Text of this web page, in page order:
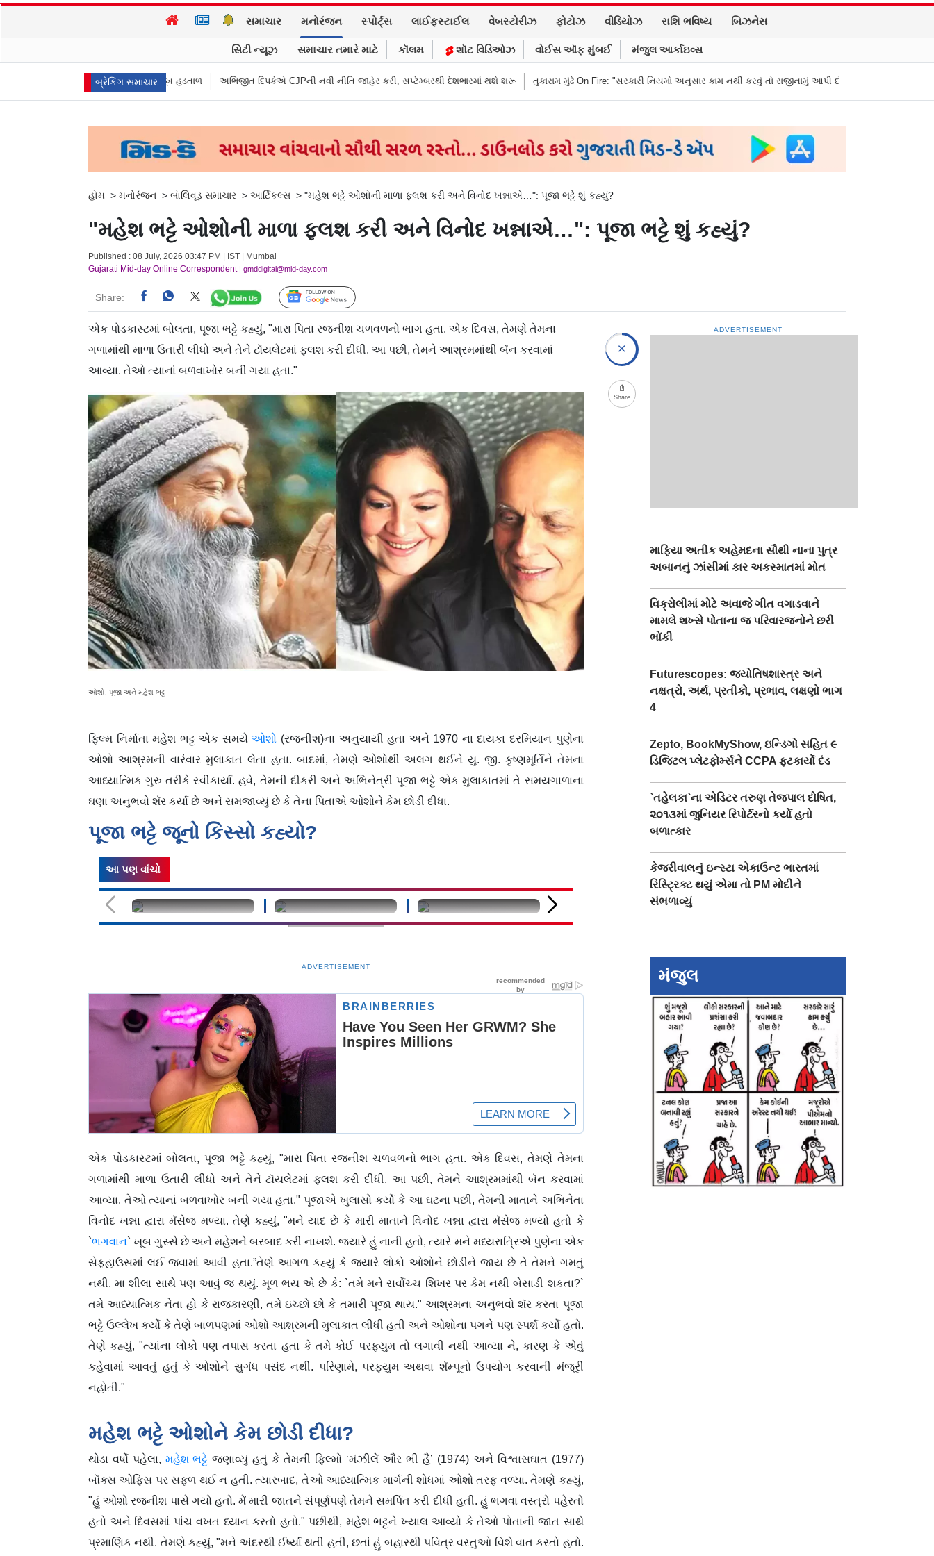
સમાચાર મનોરંજન સ્પોર્ટ્સ લાઈફસ્ટાઈલ વેબસ્ટોરીઝ ફોટોઝ વીડિયોઝ રાશિ ભવિષ્ય બિઝનેસ
સિટી ન્યૂઝ સમાચાર તમારે માટે કૉલમ શૉટ વિડિઓઝ વોઈસ ઑફ મુંબઈ મંજુલ આર્કાઇવ્સ
બ્રેકિંગ સમાચાર
ઘરની બહાર શરૂ કરી ભૂખ હડતાળ અભિજીત દિપકેએ CJPની નવી નીતિ જાહેર કરી, સપ્ટેમ્બરથી દેશભારમાં થશે શરૂ તુકારામ મુંઢે On Fire: "સરકારી નિયમો અનુસાર કામ નથી કરવું તો રાજીનામું આપી દો" વીડિયો કૉલ પર પિતાના અંતિમ
હોમ > મનોરંજન > બૉલિવૂડ સમાચાર > આર્ટિકલ્સ > "મહેશ ભટ્ટે ઓશોની માળા ફ્લશ કરી અને વિનોદ ખન્નાએ…": પૂજા ભટ્ટે શું કહ્યું?
"મહેશ ભટ્ટે ઓશોની માળા ફ્લશ કરી અને વિનોદ ખન્નાએ…": પૂજા ભટ્ટે શું કહ્યું?
Published : 08 July, 2026 03:47 PM | IST | Mumbai
Gujarati Mid-day Online Correspondent| gmddigital@mid-day.com
Share: Follow Us
એક પોડકાસ્ટમાં બોલતા, પૂજા ભટ્ટે કહ્યું, "મારા પિતા રજનીશ ચળવળનો ભાગ હતા. એક દિવસ, તેમણે તેમના
ગળામાંથી માળા ઉતારી લીધો અને તેને ટૉયલેટમાં ફ્લશ કરી દીધી. આ પછી, તેમને આશ્રમમાંથી બૅન કરવામાં
આવ્યા. તેઓ ત્યાનાં બળવાખોર બની ગયા હતા."
ઓશો, પૂજા અને મહેશ ભટ્ટ
ફિલ્મ નિર્માતા મહેશ ભટ્ટ એક સમયેઓશો (રજનીશ)ના અનુયાયી હતા અને 1970 ના દાયકા દરમિયાન પુણેના
ઓશો આશ્રમની વારંવાર મુલાકાત લેતા હતા. બાદમાં, તેમણે ઓશોથી અલગ થઈને યુ. જી. કૃષ્ણમૂર્તિને તેમના
આધ્યાત્મિક ગુરુ તરીકે સ્વીકાર્યા. હવે, તેમની દીકરી અને અભિનેત્રી પૂજા ભટ્ટે એક મુલાકાતમાં તે સમયગાળાના
ઘણા અનુભવો શૅર કર્યા છે અને સમજાવ્યું છે કે તેના પિતાએ ઓશોને કેમ છોડી દીધા.
પૂજા ભટ્ટે જૂનો કિસ્સો કહ્યો?
આ પણ વાંચો
undefined undefined undefined undefined
ADVERTISEMENT
એક પોડકાસ્ટમાં બોલતા, પૂજા ભટ્ટે કહ્યું, "મારા પિતા રજનીશ ચળવળનો ભાગ હતા. એક દિવસ, તેમણે તેમના
ગળામાંથી માળા ઉતારી લીધો અને તેને ટૉયલેટમાં ફ્લશ કરી દીધી. આ પછી, તેમને આશ્રમમાંથી બૅન કરવામાં
આવ્યા. તેઓ ત્યાનાં બળવાખોર બની ગયા હતા." પૂજાએ ખુલાસો કર્યો કે આ ઘટના પછી, તેમની માતાને અભિનેતા
વિનોદ ખન્ના દ્વારા મૅસેજ મળ્યા. તેણે કહ્યું, "મને યાદ છે કે મારી માતાને વિનોદ ખન્ના દ્વારા મૅસેજ મળ્યો હતો કે
`ભગવાન` ખૂબ ગુસ્સે છે અને મહેશને બરબાદ કરી નાખશે. જ્યારે હું નાની હતો, ત્યારે મને મધ્યરાત્રિએ પુણેના એક
સેફહાઉસમાં લઈ જવામાં આવી હતા.”તેણે આગળ કહ્યું કે જ્યારે લોકો ઓશોને છોડીને જાય છે તે તેમને ગમતું
નથી. મા શીલા સાથે પણ આવું જ થયું. મૂળ ભય એ છે કે: `તમે મને સર્વોચ્ચ શિખર પર કેમ નથી બેસાડી શકતા?`
તમે આધ્યાત્મિક નેતા હો કે રાજકારણી, તમે ઇચ્છો છો કે તમારી પૂજા થાય." આશ્રમના અનુભવો શૅર કરતા પૂજા
ભટ્ટે ઉલ્લેખ કર્યો કે તેણે બાળપણમાં ઓશો આશ્રમની મુલાકાત લીધી હતી અને ઓશોના પગને પણ સ્પર્શ કર્યો હતો.
તેણે કહ્યું, "ત્યાંના લોકો પણ તપાસ કરતા હતા કે તમે કોઈ પરફ્યુમ તો લગાવી નથી આવ્યા ને, કારણ કે એવું
કહેવામાં આવતું હતું કે ઓશોને સુગંધ પસંદ નથી. પરિણામે, પરફ્યુમ અથવા શૅમ્પૂનો ઉપયોગ કરવાની મંજૂરી
નહોતી."
મહેશ ભટ્ટે ઓશોને કેમ છોડી દીધા?
થોડા વર્ષો પહેલા, મહેશ ભટ્ટે જણાવ્યું હતું કે તેમની ફિલ્મો ‘મંઝીલેં ઔર ભી હૈ’ (1974) અને વિશ્વાસઘાત (1977)
બૉક્સ ઓફિસ પર સફળ થઈ ન હતી. ત્યારબાદ, તેઓ આધ્યાત્મિક માર્ગની શોધમાં ઓશો તરફ વળ્યા. તેમણે કહ્યું,
"હું ઓશો રજનીશ પાસે ગયો હતો. મેં મારી જાતને સંપૂર્ણપણે તેમને સમર્પિત કરી દીધી હતી. હું ભગવા વસ્ત્રો પહેરતો
હતો અને દિવસમાં પાંચ વખત ધ્યાન કરતો હતો." પછીથી, મહેશ ભટ્ટને ખ્યાલ આવ્યો કે તેઓ પોતાની જાત સાથે
પ્રમાણિક નથી. તેમણે કહ્યું, "મને અંદરથી ઈર્ષ્યા થતી હતી, છતાં હું બહારથી પવિત્ર વસ્તુઓ વિશે વાત કરતો હતો.
Share
ADVERTISEMENT
માફિયા અતીક અહેમદના સૌથી નાના પુત્ર
અબાનનું ઝાંસીમાં કાર અકસ્માતમાં મોત
વિક્રોલીમાં મોટે અવાજે ગીત વગાડવાને
મામલે શખ્સે પોતાના જ પરિવારજનોને છરી
ભોંકી
Futurescopes: જ્યોતિષશાસ્ત્ર અને
નક્ષત્રો, અર્થ, પ્રતીકો, પ્રભાવ, લક્ષણો ભાગ
4
Zepto, BookMyShow, ઇન્ડિગો સહિત ૯
ડિજિટલ પ્લેટફોર્મ્સને CCPA ફટકાર્યો દંડ
`તહેલકા`ના એડિટર તરુણ તેજપાલ દોષિત,
૨૦૧૩માં જુનિયર રિપોર્ટરનો કર્યો હતો
બળાત્કાર
કેજરીવાલનું ઇન્સ્ટા એકાઉન્ટ ભારતમાં
રિસ્ટ્રિક્ટ થયું એમા તો PM મોદીને
સંભળાવ્યું
મંજુલ